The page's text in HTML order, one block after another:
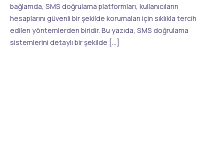
bağlamda, SMS doğrulama platformları, kullanıcıların
hesaplarını güvenli bir şekilde korumaları için sıklıkla tercih
edilen yöntemlerden biridir. Bu yazıda, SMS doğrulama
sistemlerini detaylı bir şekilde […]